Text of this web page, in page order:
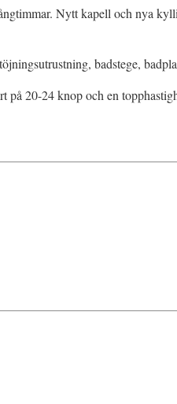
Nytt kapell och nya
badstege,
20-24 knop och en